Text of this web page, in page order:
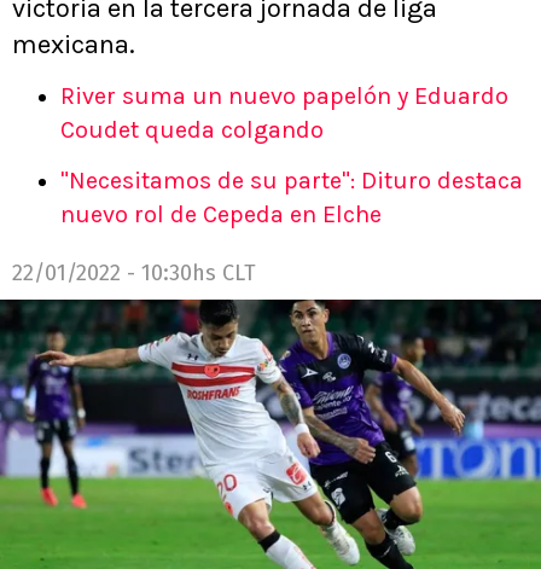
victoria en la tercera jornada de liga
mexicana.
River suma un nuevo papelón y Eduardo
Coudet queda colgando
"Necesitamos de su parte": Dituro destaca
nuevo rol de Cepeda en Elche
22/01/2022 - 10:30hs CLT